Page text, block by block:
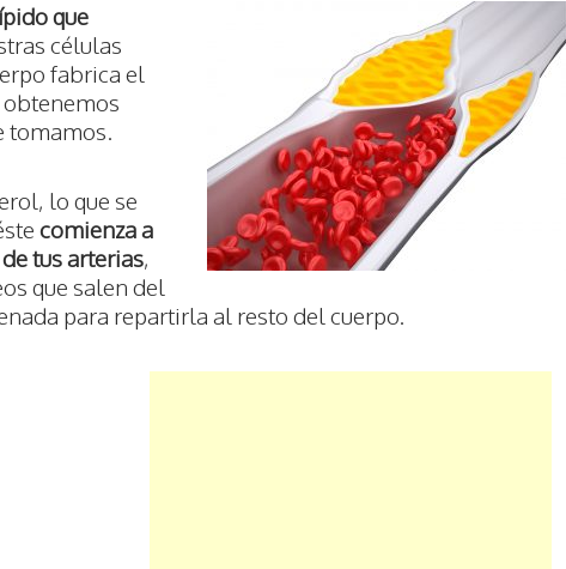
que
células
fabrica el
obtenemos
tomamos.
lo que se
comienza a
tus arterias,
que salen del
para repartirla al resto del cuerpo.